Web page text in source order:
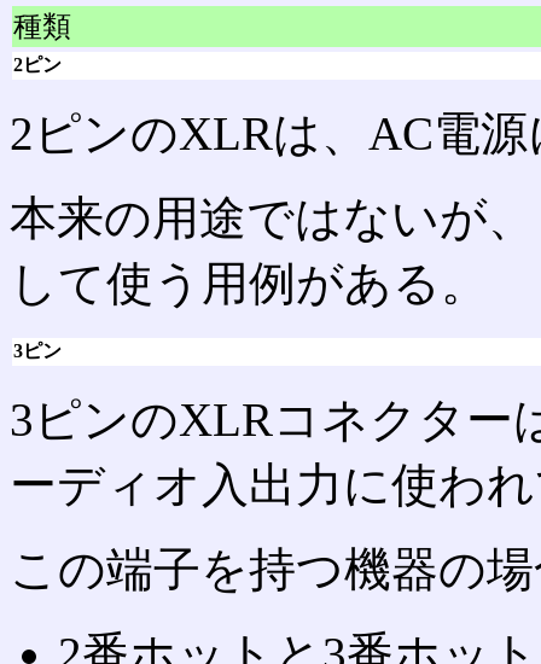
種類
2ピン
2ピンのXLRは、AC電
本来の用途ではないが
して使う用例がある。
3ピン
3ピンのXLRコネクター
ーディオ入出力に使わ
この端子を持つ機器の